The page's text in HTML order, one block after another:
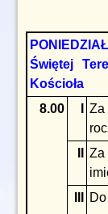
Świętej
Kościoła
8.00